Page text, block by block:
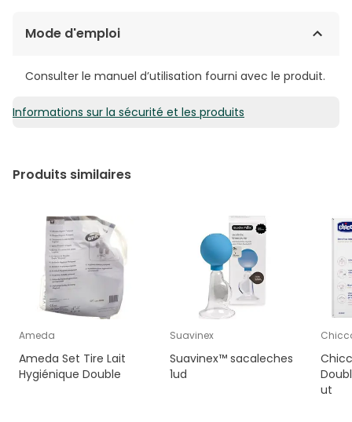
Mode d'emploi
Consulter le manuel d’utilisation fourni avec le produit.
Informations sur la sécurité et les produits
Produits similaires
Ameda
Ameda Set Tire Lait
Hygiénique Double
Suavinex
Suavinex™ sacaleches
1ud
ut